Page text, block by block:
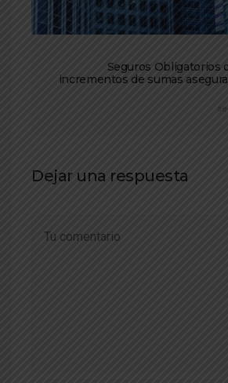
Seguros Obligatorios
incrementos de sumas
Dejar una respuesta